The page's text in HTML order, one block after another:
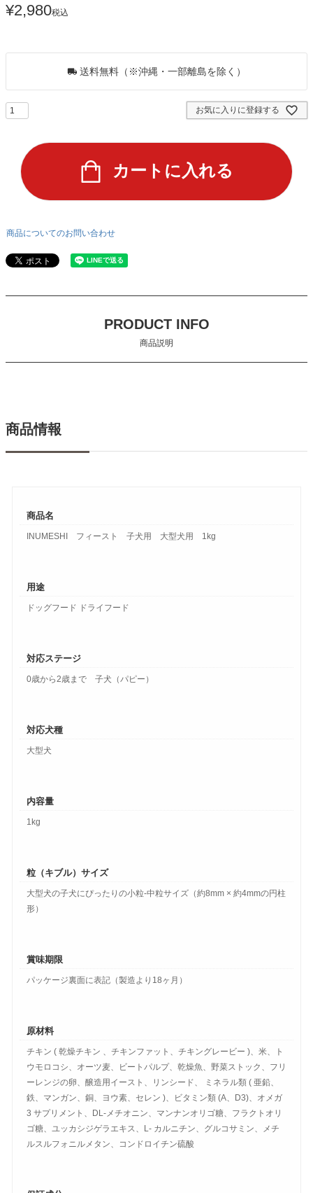
¥2,980税込
送料無料（※沖縄・一部離島を除く）
お気に入りに登録する
カートに入れる
商品についてのお問い合わせ
PRODUCT INFO
商品説明
商品情報
商品名
INUMESHI フィースト 子犬用 大型犬用 1kg
用途
ドッグフード ドライフード
対応ステージ
0歳から2歳まで 子犬（パピー）
対応犬種
大型犬
内容量
1kg
粒（キブル）サイズ
大型犬の子犬にぴったりの小粒-中粒サイズ（約8mm × 約4mmの円柱
形）
賞味期限
パッケージ裏面に表記（製造より18ヶ月）
原材料
チキン ( 乾燥チキン 、チキンファット、チキングレービー )、米、ト
ウモロコシ、オーツ麦、ビートパルプ、乾燥魚、野菜ストック、フリ
ーレンジの卵、醸造用イースト、リンシード、 ミネラル類 ( 亜鉛、
鉄、マンガン、銅、ヨウ素、セレン )、ビタミン類 (A、D3)、オメガ
3 サプリメント、DL‐メチオニン、マンナンオリゴ糖、フラクトオリ
ゴ糖、ユッカシジゲラエキス、L- カルニチン、グルコサミン、メチ
ルスルフォニルメタン、コンドロイチン硫酸